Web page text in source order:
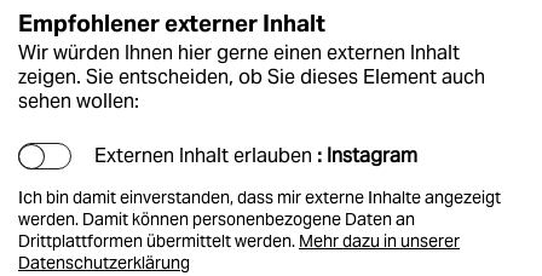
Empfohlener externer Inhalt
Wir würden Ihnen hier gerne einen externen Inhalt
zeigen. Sie entscheiden, ob Sie dieses Element auch
sehen wollen:
Externen Inhalt erlauben : Instagram
Ich bin damit einverstanden, dass mir externe Inhalte angezeigt
werden. Damit können personenbezogene Daten an
Drittplattformen übermittelt werden. Mehr dazu in unserer
Datenschutzerklärung